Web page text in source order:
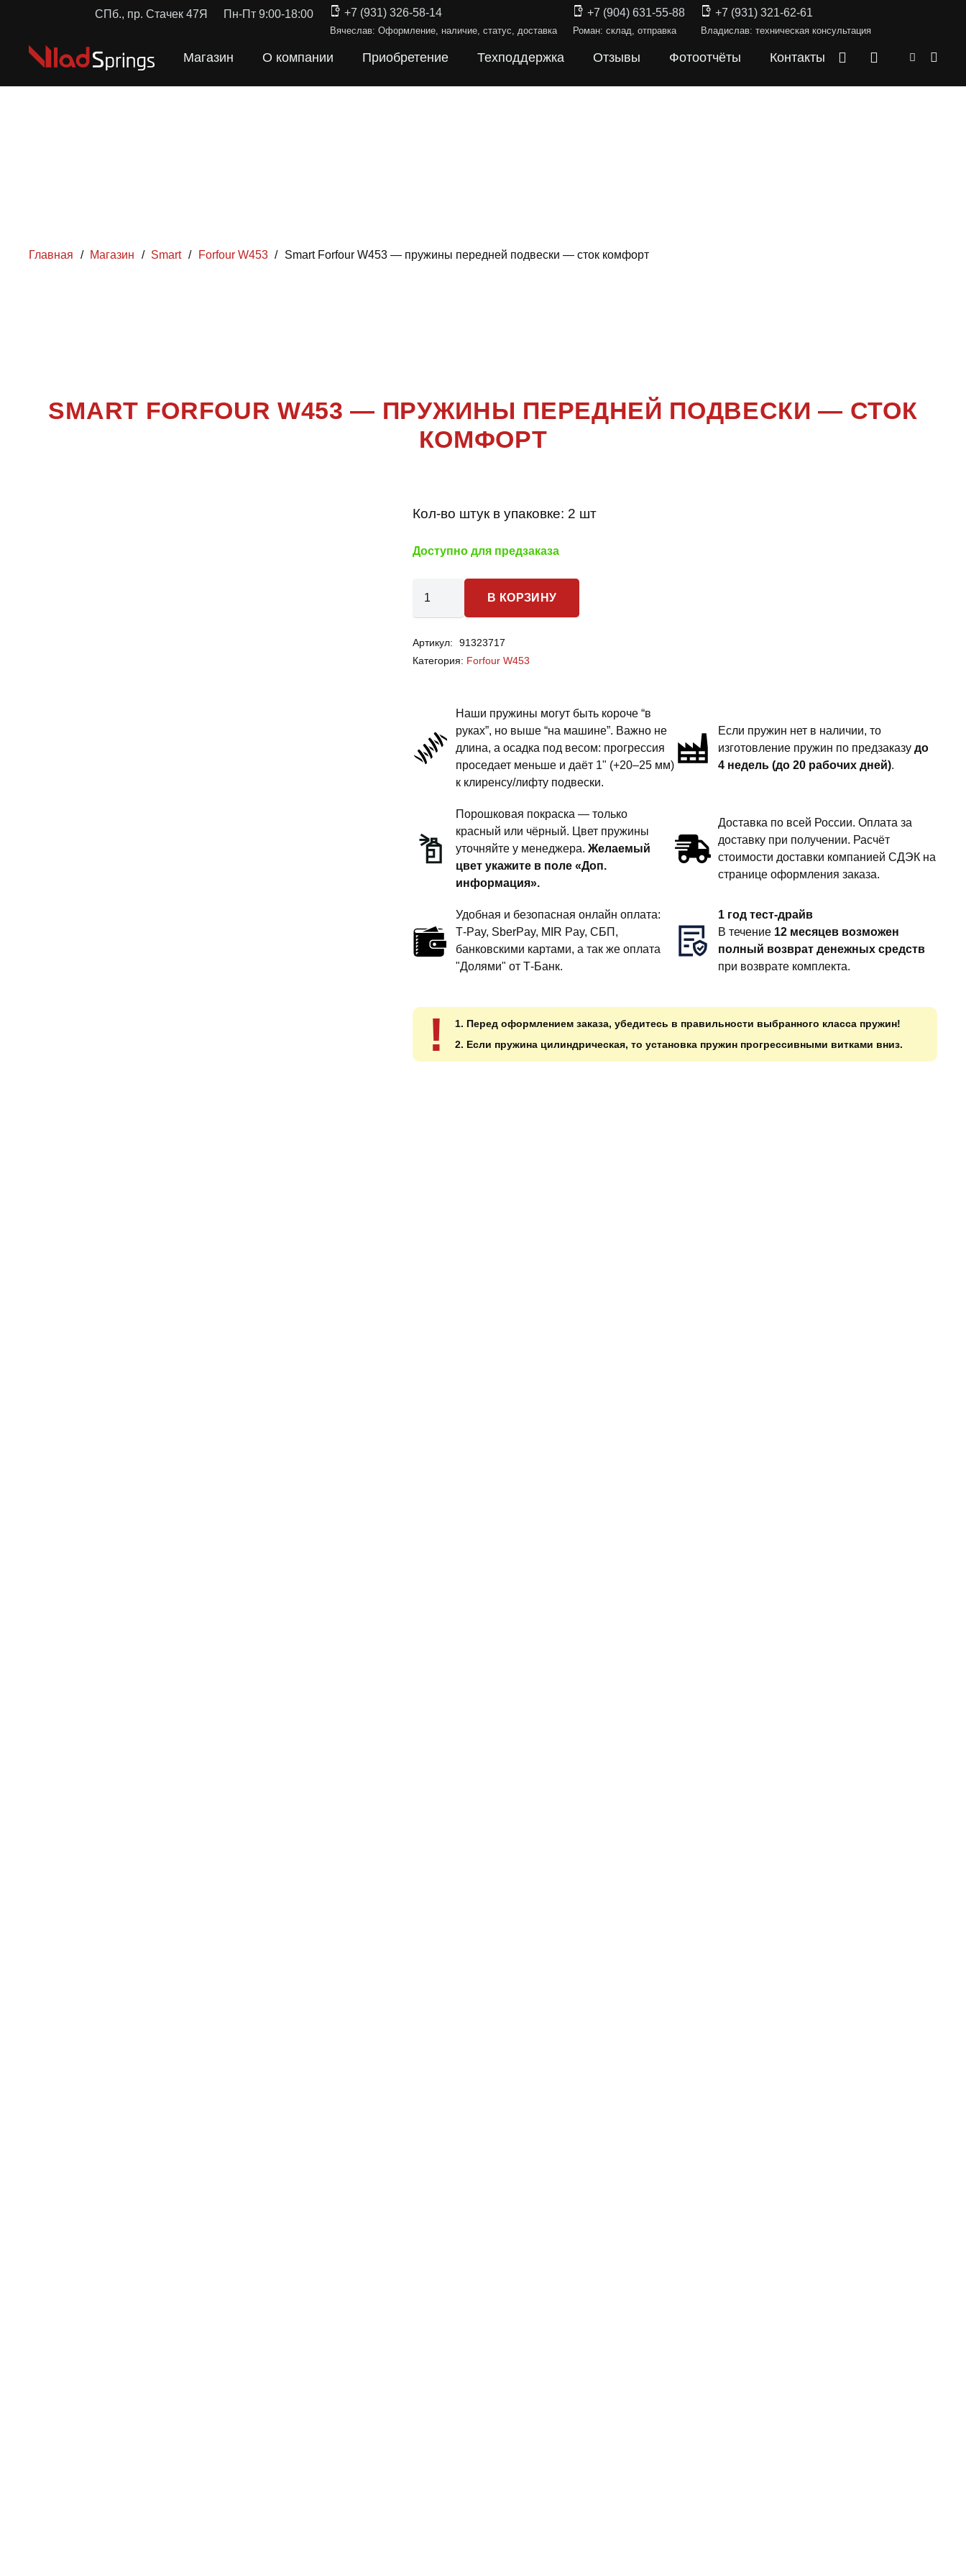
СПб., пр. Стачек 47Я Пн-Пт 9:00-18:00 +7 (931) 326-58-14
Вячеслав: Оформление, наличие, статус, доставка
+7 (904) 631-55-88
Роман: склад, отправка
+7 (931) 321-62-61
Владислав: техническая консультация
Магазин О компании Приобретение Техподдержка Отзывы Фотоотчёты Контакты
Главная / Магазин / Smart / Forfour W453 / Smart Forfour W453 — пружины передней подвески — сток комфорт
FORFOUR W453
SMART FORFOUR W453 — ПРУЖИНЫ ПЕРЕДНЕЙ ПОДВЕСКИ — СТОК
КОМФОРТ
Кол-во штук в упаковке: 2 шт
Доступно для предзаказа
W453
-
передней
подвески
комфорт
В КОРЗИНУ
Артикул:
91323717
Категория: Forfour W453
Наши пружины могут быть короче “в
руках”, но выше “на машине”. Важно не
длина, а осадка под весом: прогрессия
проседает меньше и даёт 1" (+20–25 мм)
к клиренсу/лифту подвески.
Если пружин нет в наличии, то
изготовление пружин по предзаказудо
4 недель (до 20 рабочих дней).
Порошковая покраска — только
красный или чёрный. Цвет пружины
уточняйте у менеджера.Желаемый
цвет укажите в поле «Доп.
информация».
Доставка по всей России. Оплата за
доставку при получении. Расчёт
стоимости доставки компанией СДЭК на
странице оформления заказа.
Удобная и безопасная онлайн оплата:
T‑Pay, SberPay, MIR Pay, СБП,
банковскими картами, а так же оплата
"Долями" от Т-Банк.
1 год тест-драйв
В течение 12 месяцев возможен
полный возврат денежных средств
при возврате комплекта.
!
1. Перед оформлением заказа, убедитесь в правильности выбранного класса пружин!
2. Если пружина цилиндрическая, то установка пружин прогрессивными витками вниз.